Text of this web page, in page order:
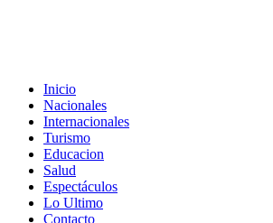
Inicio
Nacionales
Internacionales
Turismo
Educacion
Salud
Espectáculos
Lo Ultimo
Contacto